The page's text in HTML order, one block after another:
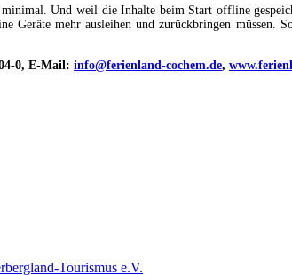
Und weil die Inhalte beim Start offline
Geräte mehr ausleihen und zurückbringen müssen.
0, E-Mail: info@ferienland-cochem.de,